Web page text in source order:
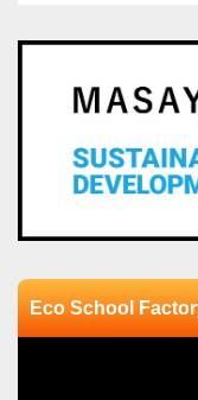
Eco School